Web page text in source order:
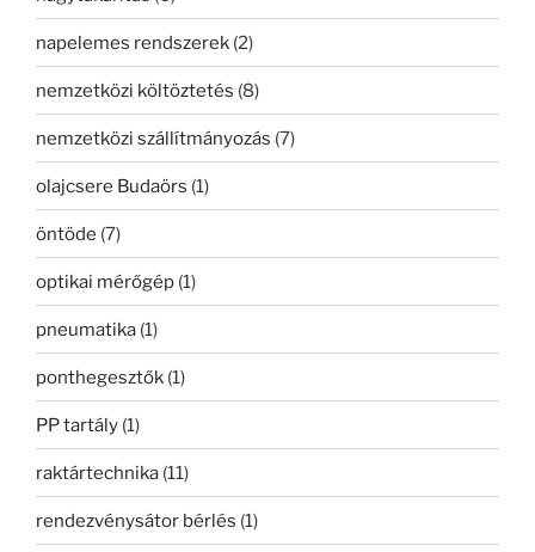
napelemes rendszerek (2)
nemzetközi költöztetés (8)
nemzetközi szállítmányozás (7)
olajcsere Budaörs (1)
öntöde (7)
optikai mérőgép (1)
pneumatika (1)
ponthegesztők (1)
PP tartály (1)
raktártechnika (11)
rendezvénysátor bérlés (1)